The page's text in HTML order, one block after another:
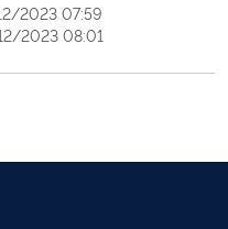
2023 07:59
2023 08:01